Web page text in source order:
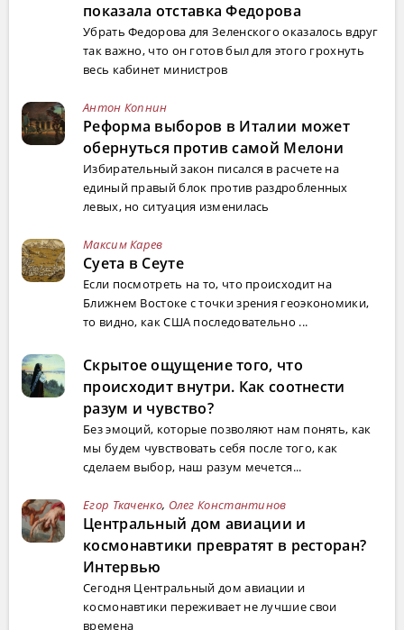
показала отставка Федорова
Убрать Федорова для Зеленского оказалось вдруг
так важно, что он готов был для этого грохнуть
весь кабинет министров
Антон Копнин
Реформа выборов в Италии может
обернуться против самой Мелони
Избирательный закон писался в расчете на
единый правый блок против раздробленных
левых, но ситуация изменилась
Максим Карев
Суета в Сеуте
Если посмотреть на то, что происходит на
Ближнем Востоке с точки зрения геоэкономики,
то видно, как США последовательно ...
Скрытое ощущение того, что
происходит внутри. Как соотнести
разум и чувство?
Без эмоций, которые позволяют нам понять, как
мы будем чувствовать себя после того, как
сделаем выбор, наш разум мечется...
Егор Ткаченко, Олег Константинов
Центральный дом авиации и
космонавтики превратят в ресторан?
Интервью
Сегодня Центральный дом авиации и
космонавтики переживает не лучшие свои
времена